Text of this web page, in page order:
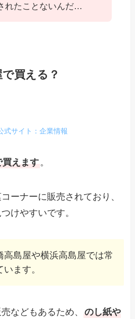
れたことないんだ…
買える？
式サイト：企業情報
買えます。
ーナーに販売されており、
けやすいです。
高島屋や横浜高島屋では常
ます。
などもあるため、 のし紙や